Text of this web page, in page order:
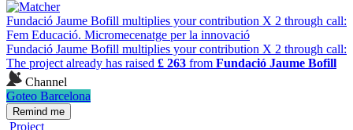
Fundació Jaume Bofill multiplies your contribution X 2 through call:
Fem Educació. Micromecenatge per la innovació
Fundació Jaume Bofill multiplies your contribution X 2 through call:
The project already has raised £ 263 from Fundació Jaume Bofill
Channel
Goteo Barcelona
Remind me
Project